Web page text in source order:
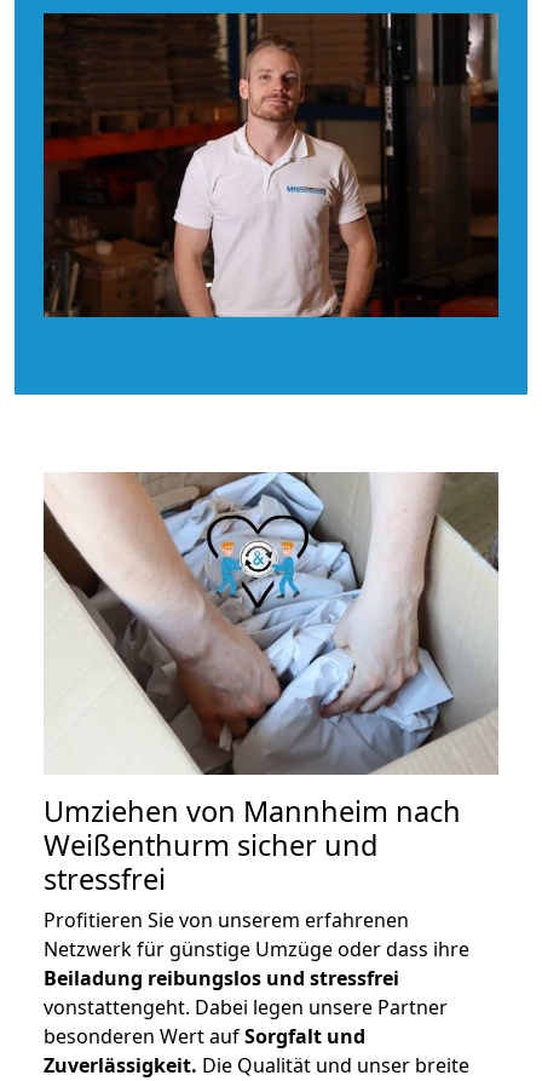
Umziehen von Mannheim nach
Weißenthurm sicher und
stressfrei
Profitieren Sie von unserem erfahrenen
Netzwerk für günstige Umzüge oder dass ihre
Beiladung reibungslos und stressfrei
vonstattengeht. Dabei legen unsere Partner
besonderen Wert aufSorgfalt und
Zuverlässigkeit. Die Qualität und unser breite